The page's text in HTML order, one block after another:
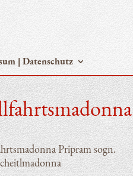
| Datenschutz
Pri­pram sogn.